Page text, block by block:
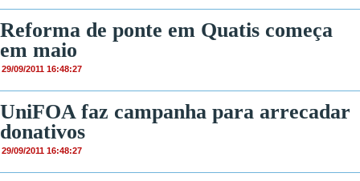
Reforma de ponte em Quatis começa
em maio
29/09/2011 16:48:27
UniFOA faz campanha para arrecadar
donativos
29/09/2011 16:48:27